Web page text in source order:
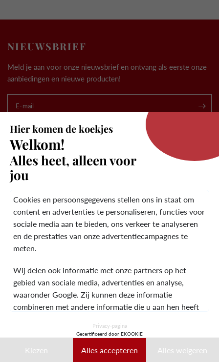
NIEUWSBRIEF
Meld je aan voor onze nieuwsbrief en ontvang als eerste onze
aanbiedingen en nieuwe producten!
E-mail
HET MERK
KLANTENSERVICE
© 2026 Laura Vita
ONTWORPEN DOOR LOBSTTER
INFORMATIE
VOORWAARDEN
MET
Hier komen de koekjes
Welkom!
Alles heet, alleen voor
jou
Cookies en persoonsgegevens stellen ons in staat om
content en advertenties te personaliseren, functies voor
sociale media aan te bieden, ons verkeer te analyseren
en de prestaties van onze advertentiecampagnes te
meten.
Wij delen ook informatie met onze partners op het
gebied van sociale media, advertenties en analyse,
waaronder Google. Zij kunnen deze informatie
combineren met andere informatie die u aan hen heeft
Deze gegevens kunnen met name worden gebruikt voor
.
Privacy-pagina
Gecertificeerd door EKOOKIE
Kiezen Alles accepteren Alles weigeren